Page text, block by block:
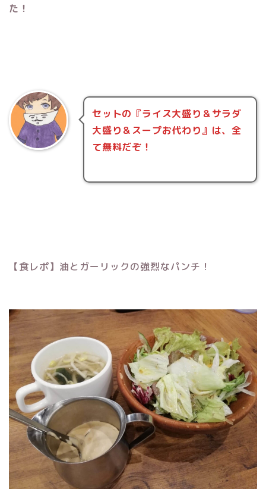
た！
セットの『ライス大盛り＆サラダ
大盛り＆スープお代わり』は、全
て無料だぞ！
【食レポ】油とガーリックの強烈なパンチ！